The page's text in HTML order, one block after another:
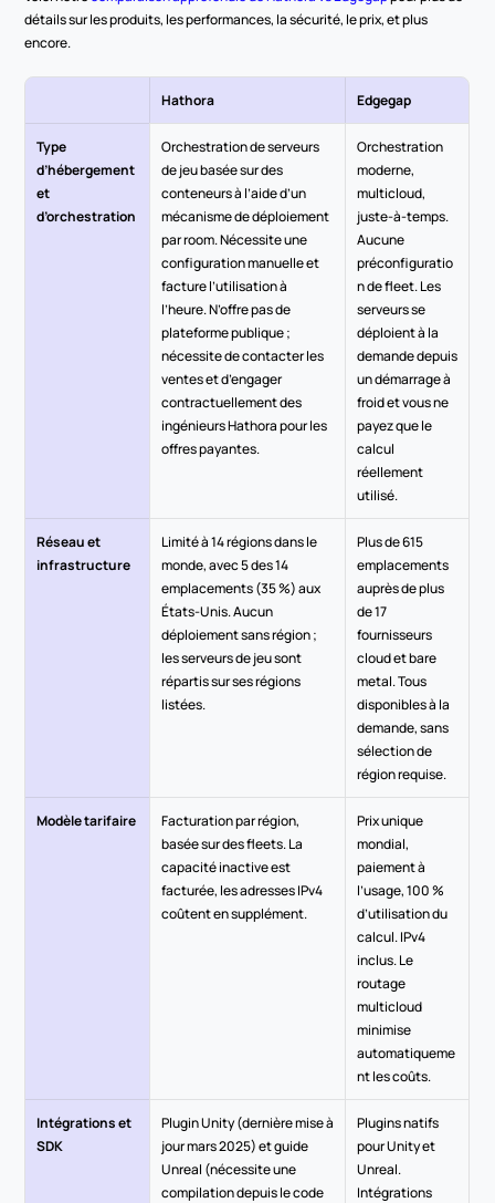
détails sur les produits, les performances, la sécurité, le prix, et plus
encore.
Hathora Edgegap
Type
d’hébergement
et
d’orchestration
Orchestration de serveurs
de jeu basée sur des
conteneurs à l’aide d’un
mécanisme de déploiement
par room. Nécessite une
configuration manuelle et
facture l’utilisation à
l’heure. N’offre pas de
plateforme publique ;
nécessite de contacter les
ventes et d’engager
contractuellement des
ingénieurs Hathora pour les
offres payantes.
Orchestration
moderne,
multicloud,
juste-à-temps.
Aucune
préconfiguratio
n de fleet. Les
serveurs se
déploient à la
demande depuis
un démarrage à
froid et vous ne
payez que le
calcul
réellement
utilisé.
Réseau et
infrastructure
Limité à 14 régions dans le
monde, avec 5 des 14
emplacements (35 %) aux
États-Unis. Aucun
déploiement sans région ;
les serveurs de jeu sont
répartis sur ses régions
listées.
Plus de 615
emplacements
auprès de plus
de 17
fournisseurs
cloud et bare
metal. Tous
disponibles à la
demande, sans
sélection de
région requise.
Modèle tarifaire
Facturation par région,
basée sur des fleets. La
capacité inactive est
facturée, les adresses IPv4
coûtent en supplément.
Prix unique
mondial,
paiement à
l’usage, 100 %
d’utilisation du
calcul. IPv4
inclus. Le
routage
multicloud
minimise
automatiqueme
nt les coûts.
Intégrations et
SDK
Plugin Unity (dernière mise à
jour mars 2025) et guide
Unreal (nécessite une
compilation depuis le code
Plugins natifs
pour Unity et
Unreal.
Intégrations